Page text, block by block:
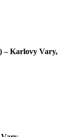
– Karlovy Vary,